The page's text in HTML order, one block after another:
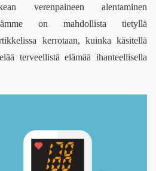
verenpaineen alentaminen
on mahdollista tietyllä
kerrotaan, kuinka käsitellä
terveellistä elämää ihanteellisella